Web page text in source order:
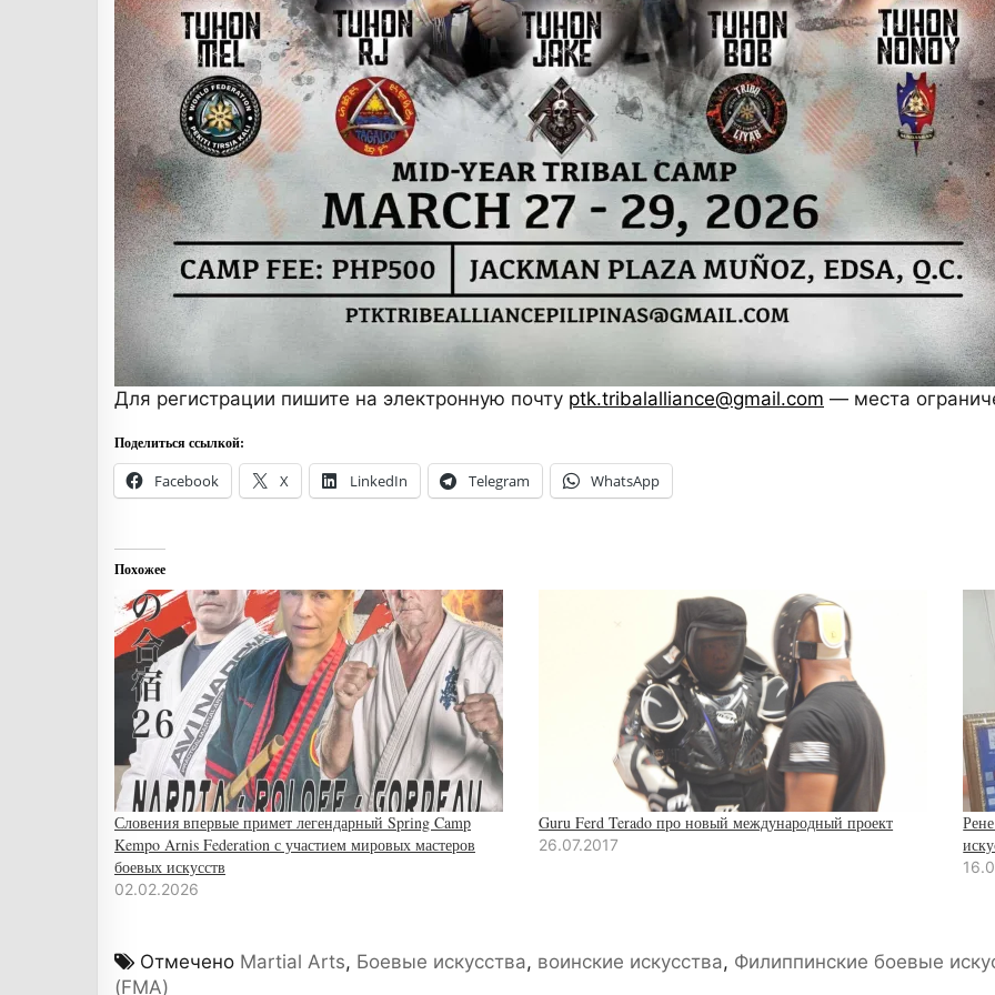
Для регистрации пишите на электронную почту ptk.tribalalliance@gmail.com — места
Поделиться ссылкой:
Facebook X LinkedIn Telegram WhatsApp
Похожее
Словения впервые примет легендарный Spring Camp
Kempo Arnis Federation с участием мировых мастеров
боевых искусств
02.02.2026
Guru Ferd Terado про новый международный проект
26.07.2017
Отмечено Martial Arts, Боевые искусства, воинские искусства, Филиппинские боевые
(FMA)